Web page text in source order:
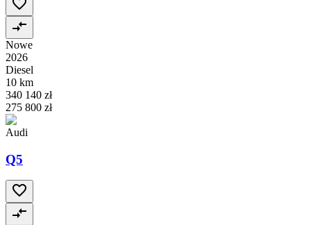
Nowe
2026
Diesel
10 km
340 140 zł
275 800 zł
Audi
Q5